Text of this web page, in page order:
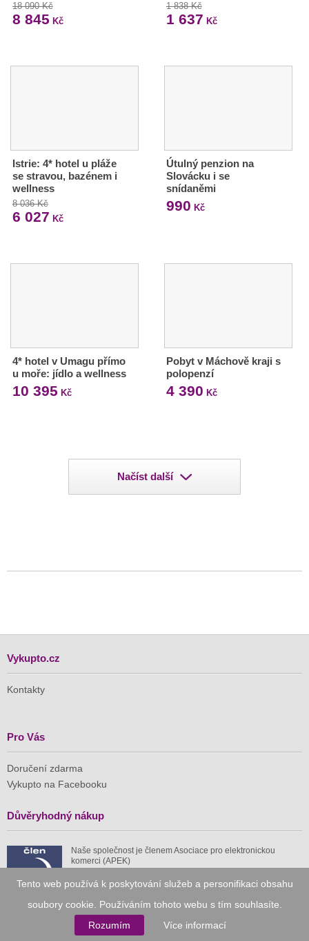
Tento web používá k poskytování služeb a personifikaci obsahu
soubory cookie. Používáním tohoto webu s tím souhlasíte.
Rozumím
Více informací
18 090 Kč
8 845 Kč
1 838 Kč
1 637 Kč
Istrie: 4* hotel u pláže
se stravou, bazénem i
wellness
8 036 Kč
6 027 Kč
Útulný penzion na
Slovácku i se
snídaněmi
990 Kč
4* hotel v Umagu přímo
u moře: jídlo a wellness
10 395 Kč
Pobyt v Máchově kraji s
polopenzí
4 390 Kč
Načíst další
Vykupto.cz
Kontakty
Pro Vás
Doručení zdarma
Vykupto na Facebooku
Důvěryhodný nákup
Naše společnost je členem Asociace pro elektronickou
komerci (APEK)
Již od roku 2010